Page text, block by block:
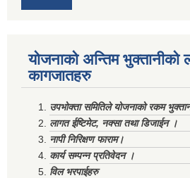
योजनाको अन्तिम
कागजातहरु
उपभोक्ता समितिले योजनाको रकम
लागत ईष्टिमेट, नक्सा तथा डिजाईन ।
नापी निरिक्षण फाराम।
कार्य सम्पन्न प्रतिवेदन ।
विल भरपाईहरु